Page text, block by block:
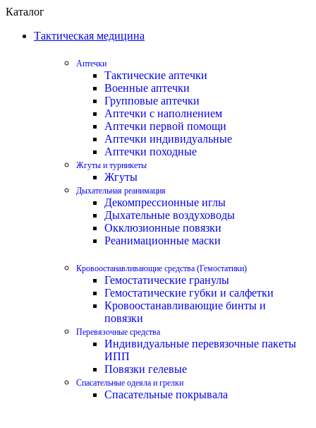
Каталог
Тактическая медицина
Аптечки
Тактические аптечки
Военные аптечки
Групповые аптечки
Аптечки с наполнением
Аптечки первой помощи
Аптечки индивидуальные
Аптечки походные
Жгуты и турникеты
Жгуты
Дыхательная реанимация
Декомпрессионные иглы
Дыхательные воздуховоды
Окклюзионные повязки
Реанимационные маски
Кровоостанавливающие средства (Гемостатики)
Гемостатические гранулы
Гемостатические губки и салфетки
Кровоостанавливающие бинты и
повязки
Перевязочные средства
Индивидуальные перевязочные пакеты
ИПП
Повязки гелевые
Спасательные одеяла и грелки
Спасательные покрывала